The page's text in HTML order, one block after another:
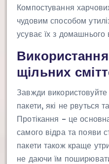
Компостування
чудовим способом
усуває їх з домашнього
щільних
Завжди використовуйте
пакети, які не рвуться
Протікання – це
самого відра та появи
пакети також краще
не даючи їм